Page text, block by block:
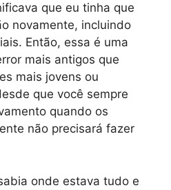
que eu tinha que
novamente, incluindo
Então, essa é uma
mais antigos que
mais jovens ou
que você sempre
quando os
não precisará fazer
onde estava tudo e